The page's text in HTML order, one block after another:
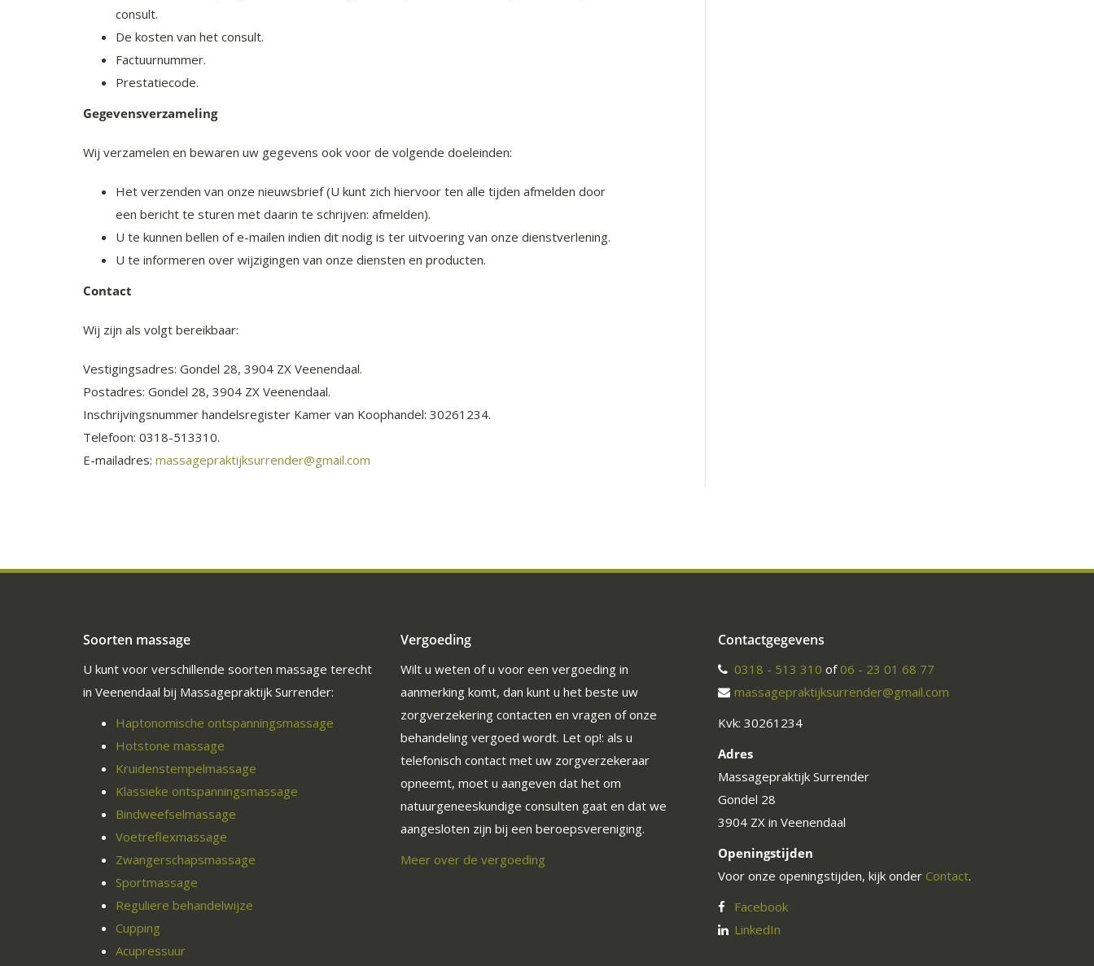
consult.
De kosten van het consult.
Factuurnummer.
Prestatiecode.
Gegevensverzameling
Wij verzamelen en bewaren uw gegevens ook voor de volgende doeleinden:
Het verzenden van onze nieuwsbrief (U kunt zich hiervoor ten alle tijden afmelden door
een bericht te sturen met daarin te schrijven: afmelden).
U te kunnen bellen of e-mailen indien dit nodig is ter uitvoering van onze dienstverlening.
U te informeren over wijzigingen van onze diensten en producten.
Contact
Wij zijn als volgt bereikbaar:
Vestigingsadres: Gondel 28, 3904 ZX Veenendaal.
Postadres: Gondel 28, 3904 ZX Veenendaal.
Inschrijvingsnummer handelsregister Kamer van Koophandel: 30261234.
Telefoon: 0318-513310.
E-mailadres: massagepraktijksurrender@gmail.com
Soorten massage
U kunt voor verschillende soorten massage terecht
in Veenendaal bij Massagepraktijk Surrender:
Haptonomische ontspanningsmassage
Hotstone massage
Kruidenstempelmassage
Klassieke ontspanningsmassage
Bindweefselmassage
Voetreflexmassage
Zwangerschapsmassage
Sportmassage
Reguliere behandelwijze
Cupping
Acupressuur
Vergoeding
Wilt u weten of u voor een vergoeding in
aanmerking komt, dan kunt u het beste uw
zorgverzekering contacten en vragen of onze
behandeling vergoed wordt. Let op!: als u
telefonisch contact met uw zorgverzekeraar
opneemt, moet u aangeven dat het om
natuurgeneeskundige consulten gaat en dat we
aangesloten zijn bij een beroepsvereniging.
Meer over de vergoeding
Contactgegevens
0318 - 513 310 of 06 - 23 01 68 77
massagepraktijksurrender@gmail.com
Kvk: 30261234
Adres
Massagepraktijk Surrender
Gondel 28
3904 ZX in Veenendaal
Openingstijden
Voor onze openingstijden, kijk onder Contact.
Facebook
LinkedIn